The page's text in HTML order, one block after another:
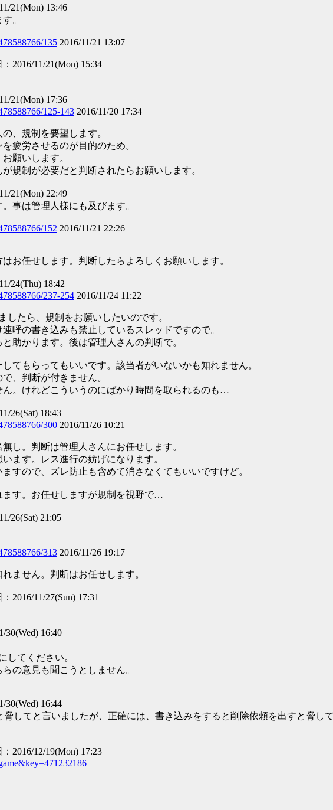
21(Mon) 13:46
。
135 2016/11/21 13:07
2016/11/21(Mon) 15:34
21(Mon) 17:36
125-143 2016/11/20 17:34
、規制を要望します。
疲労させるのが目的のため。
願いします。
規制が必要だと判断されたらお願いします。
21(Mon) 22:49
事は管理人様にも及びます。
152 2016/11/21 22:26
お任せします。判断したらよろしくお願いします。
24(Thu) 18:42
237-254 2016/11/24 11:22
したら、規制をお願いしたいのです。
呼の書き込みも禁止しているスレッドですので。
助かります。後は管理人さんの判断で。
てもらってもいいです。該当者がいないかも知れません。
、判断が付きません。
。けれどこういうのにばかり時間を取られるのも…
26(Sat) 18:43
300 2016/11/26 10:21
し。判断は管理人さんにお任せします。
ます。レス進行の妨げになります。
すので、ズレ防止も含めて消さなくてもいいですけど。
ます。お任せしますが規制を視野で…
26(Sat) 21:05
313 2016/11/26 19:17
ません。判断はお任せします。
2016/11/27(Sun) 17:31
30(Wed) 16:40
してください。
の意見も聞こうとしません。
30(Wed) 16:44
してと言いましたが、正確には、書き込みをすると削除依頼を出すと脅して
2016/12/19(Mon) 17:23